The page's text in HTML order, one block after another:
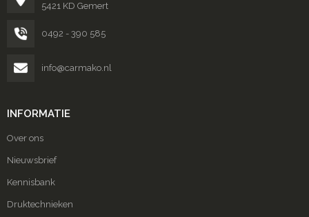
5421 KD Gemert
0492 - 390 585
info@carmako.nl
INFORMATIE
Over ons
Nieuwsbrief
Kennisbank
Druktechnieken